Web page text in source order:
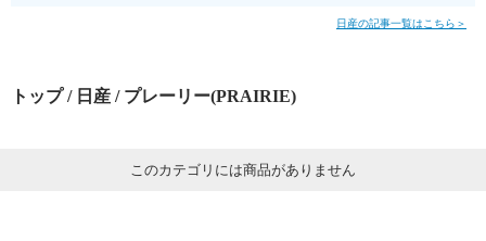
日産の記事一覧はこちら＞
トップ/ 日産 / プレーリー(PRAIRIE)
このカテゴリには商品がありません